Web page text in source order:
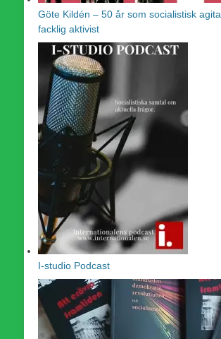
Göte Kildén – 50 år som socialistisk
facklig aktivist
I-studio Podcast